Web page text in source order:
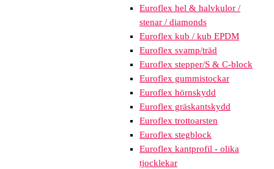
Euroflex hel & halvkulor /
stenar / diamonds
Euroflex kub / kub EPDM
Euroflex svamp/träd
Euroflex stepper/S & C-block
Euroflex gummistockar
Euroflex hörnskydd
Euroflex gräskantskydd
Euroflex trottoarsten
Euroflex stegblock
Euroflex kantprofil - olika
tjocklekar